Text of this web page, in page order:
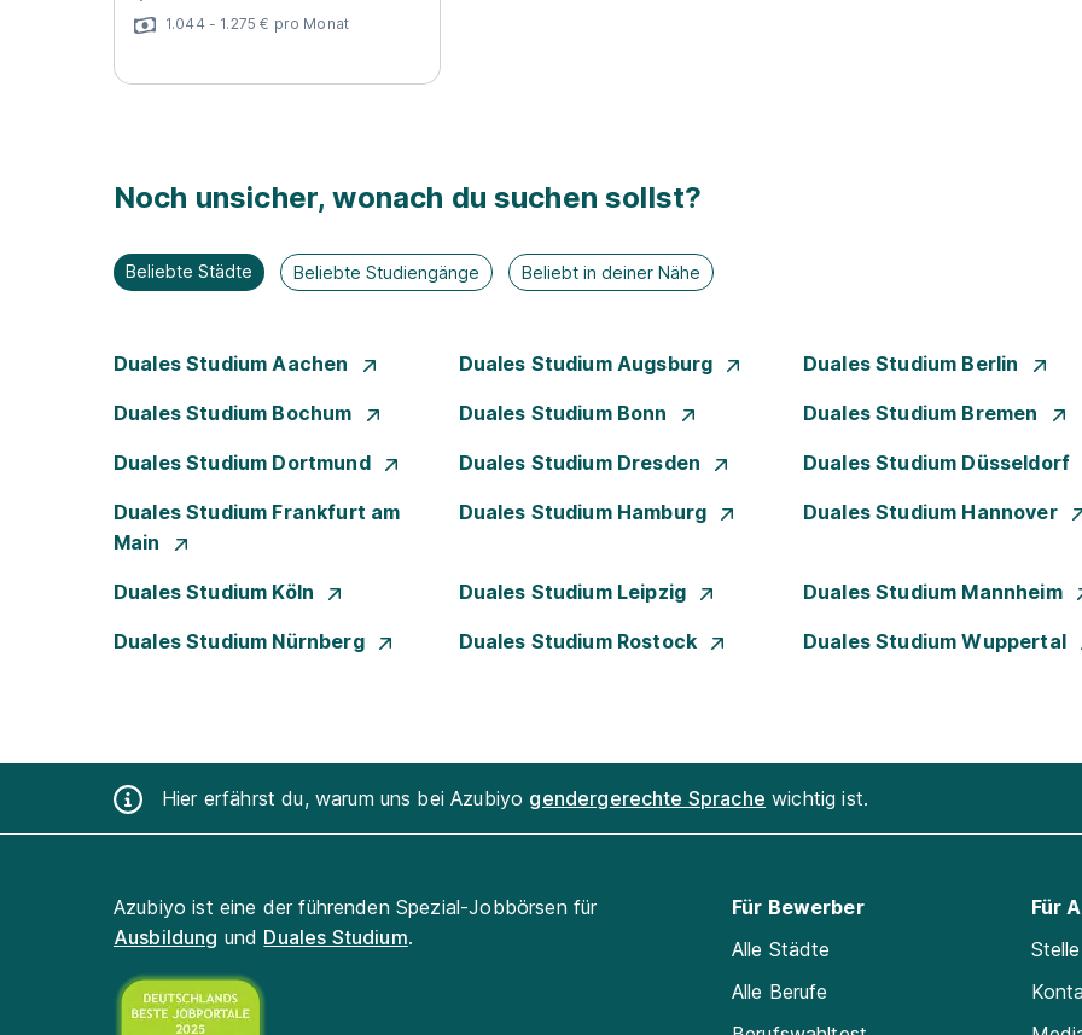
1.044 - 1.275 € pro Monat
Noch unsicher, wonach du suchen sollst?
Beliebte Städte Beliebte Studiengänge Beliebt in deiner Nähe
Duales Studium Aachen Duales Studium Augsburg Duales Studium Berlin
Duales Studium Bochum Duales Studium Bonn Duales Studium Bremen
Duales Studium Dortmund Duales Studium Dresden Duales Studium Düsseldorf
Duales Studium Frankfurt am
Main
Duales Studium Hamburg Duales Studium Hannover
Duales Studium Köln Duales Studium Leipzig Duales Studium Mannheim
Duales Studium Nürnberg Duales Studium Rostock Duales Studium Wuppertal
Hier erfährst du, warum uns bei Azubiyo gendergerechte Sprache wichtig ist.
Azubiyo ist eine der führenden Spezial-Jobbörsen für
Ausbildung und Duales Studium.
Für Bewerber
Alle Städte
Alle Berufe
Für